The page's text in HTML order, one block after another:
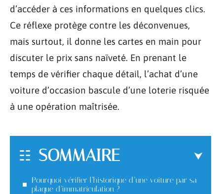
d’accéder à ces informations en quelques clics.
Ce réflexe protège contre les déconvenues,
mais surtout, il donne les cartes en main pour
discuter le prix sans naïveté. En prenant le
temps de vérifier chaque détail, l’achat d’une
voiture d’occasion bascule d’une loterie risquée
à une opération maîtrisée.
SOMMAIRE
Pourquoi vérifier l’historique d’une voiture par sa
plaque d’immatriculation ?